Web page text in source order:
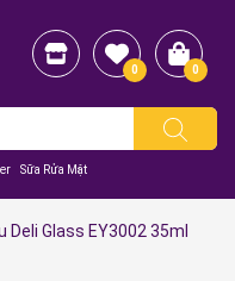
Sữa Rửa Mặt
0 0
Deli Glass EY3002 35ml